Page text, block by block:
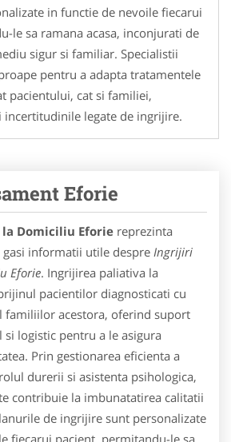
in functie de nevoile fiecarui
le sa ramana acasa, inconjurati de
sigur si familiar. Specialistii
pentru a adapta tratamentele
pacientului, cat si familiei,
incertitudinile legate de ingrijire.
Eforie
Domiciliu Eforie reprezinta
informatii utile despre Ingrijiri
Eforie. Ingrijirea paliativa la
pacientilor diagnosticati cu
familiilor acestora, oferind suport
logistic pentru a le asigura
Prin gestionarea eficienta a
durerii si asistenta psihologica,
contribuie la imbunatatirea calitatii
de ingrijire sunt personalizate
fiecarui pacient, permitandu-le sa